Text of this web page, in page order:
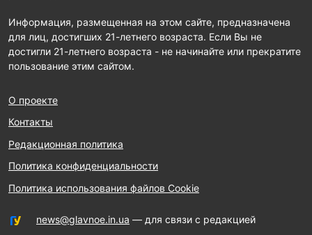
Информация, размещенная на этом сайте, предназначена
для лиц, достигших 21-летнего возраста. Если Вы не
достигли 21-летнего возраста - не начинайте или прекратите
пользование этим сайтом.
О проекте
Контакты
Редакционная политика
Политика конфиденциальности
Политика использования файлов Cookie
news@glavnoe.in.ua — для связи с редакцией